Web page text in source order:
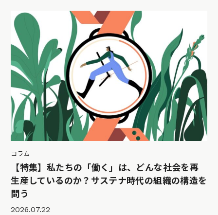
コラム
【特集】私たちの「働く」は、どんな社会を再
生産しているのか？サステナ時代の組織の構造を
問う
2026.07.22